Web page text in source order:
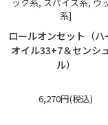
系]
ロールオンセット（ハ
オイル33+7＆センシ
ル）
6,270円(税込)